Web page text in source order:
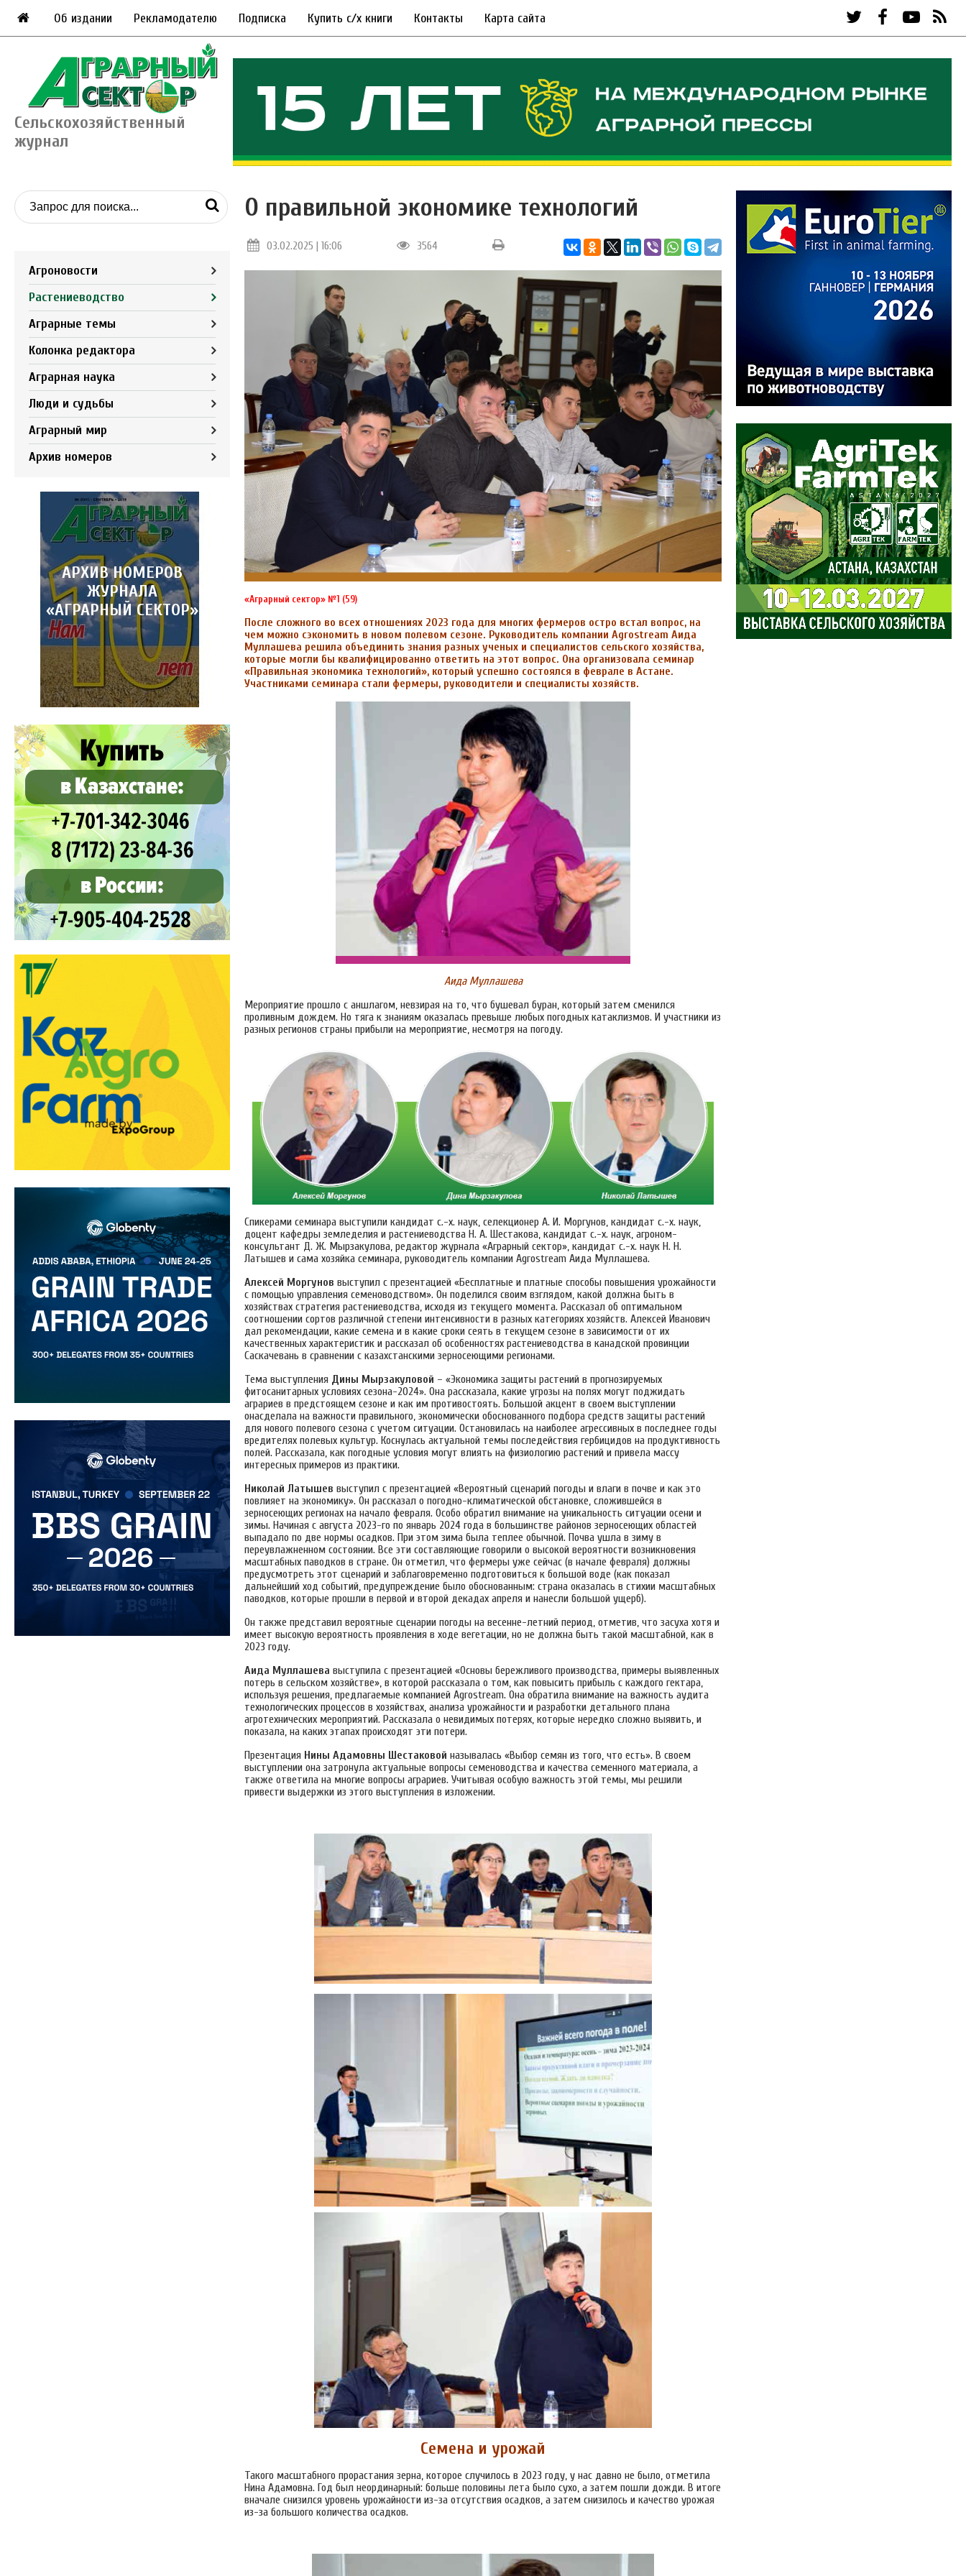
Об издании Рекламодателю Подписка Купить с/х книги Контакты Карта сайта
Сельскохозяйственный
журнал
Агроновости
Растениеводство
Аграрные темы
Колонка редактора
Аграрная наука
Люди и судьбы
Аграрный мир
Архив номеров
АРХИВ НОМЕРОВ
ЖУРНАЛА
«АГРАРНЫЙ СЕКТОР»
О правильной экономике технологий
03.02.2025 | 16:06 3564
«Аграрный сектор» №1 (59)
После сложного во всех отношениях 2023 года для многих фермеров остро встал вопрос, на
чем можно сэкономить в новом полевом сезоне. Руководитель компании Agrostream Аида
Муллашева решила объединить знания разных ученых и специалистов сельского хозяйства,
которые могли бы квалифицированно ответить на этот вопрос. Она организовала семинар
«Правильная экономика технологий», который успешно состоялся в феврале в Астане.
Участниками семинара стали фермеры, руководители и специалисты хозяйств.
Аида Муллашева
Мероприятие прошло с аншлагом, невзирая на то, что бушевал буран, который затем сменился
проливным дождем. Но тяга к знаниям оказалась превыше любых погодных катаклизмов. И участники из
разных регионов страны прибыли на мероприятие, несмотря на погоду.
Спикерами семинара выступили кандидат с.-х. наук, селекционер А. И. Моргунов, кандидат с.-х. наук,
доцент кафедры земледелия и растениеводства Н. А. Шестакова, кандидат с.-х. наук, агроном-
консультант Д. Ж. Мырзакулова, редактор журнала «Аграрный сектор», кандидат с.-х. наук Н. Н.
Латышев и сама хозяйка семинара, руководитель компании Agrostream Аида Муллашева.
Алексей Моргунов выступил с презентацией «Бесплатные и платные способы повышения урожайности
с помощью управления семеноводством». Он поделился своим взглядом, какой должна быть в
хозяйствах стратегия растениеводства, исходя из текущего момента. Рассказал об оптимальном
соотношении сортов различной степени интенсивности в разных категориях хозяйств. Алексей Иванович
дал рекомендации, какие семена и в какие сроки сеять в текущем сезоне в зависимости от их
качественных характеристик и рассказал об особенностях растениеводства в канадской провинции
Саскачевань в сравнении с казахстанскими зерносеющими регионами.
Тема выступления Дины Мырзакуловой – «Экономика защиты растений в прогнозируемых
фитосанитарных условиях сезона-2024». Она рассказала, какие угрозы на полях могут поджидать
аграриев в предстоящем сезоне и как им противостоять. Большой акцент в своем выступлении
онасделала на важности правильного, экономически обоснованного подбора средств защиты растений
для нового полевого сезона с учетом ситуации. Остановилась на наиболее агрессивных в последнее годы
вредителях полевых культур. Коснулась актуальной темы последействия гербицидов на продуктивность
полей. Рассказала, как погодные условия могут влиять на физиологию растений и привела массу
интересных примеров из практики.
Николай Латышев выступил с презентацией «Вероятный сценарий погоды и влаги в почве и как это
повлияет на экономику». Он рассказал о погодно-климатической обстановке, сложившейся в
зерносеющих регионах на начало февраля. Особо обратил внимание на уникальность ситуации осени и
зимы. Начиная с августа 2023-го по январь 2024 года в большинстве районов зерносеющих областей
выпадало по две нормы осадков. При этом зима была теплее обычной. Почва ушла в зиму в
переувлажненном состоянии. Все эти составляющие говорили о высокой вероятности возникновения
масштабных паводков в стране. Он отметил, что фермеры уже сейчас (в начале февраля) должны
предусмотреть этот сценарий и заблаговременно подготовиться к большой воде (как показал
дальнейший ход событий, предупреждение было обоснованным: страна оказалась в стихии масштабных
паводков, которые прошли в первой и второй декадах апреля и нанесли большой ущерб).
Он также представил вероятные сценарии погоды на весенне-летний период, отметив, что засуха хотя и
имеет высокую вероятность проявления в ходе вегетации, но не должна быть такой масштабной, как в
2023 году.
Аида Муллашева выступила с презентацией «Основы бережливого производства, примеры выявленных
потерь в сельском хозяйстве», в которой рассказала о том, как повысить прибыль с каждого гектара,
используя решения, предлагаемые компанией Agrostream. Она обратила внимание на важность аудита
технологических процессов в хозяйствах, анализа урожайности и разработки детального плана
агротехнических мероприятий. Рассказала о невидимых потерях, которые нередко сложно выявить, и
показала, на каких этапах происходят эти потери.
Презентация Нины Адамовны Шестаковой называлась «Выбор семян из того, что есть». В своем
выступлении она затронула актуальные вопросы семеноводства и качества семенного материала, а
также ответила на многие вопросы аграриев. Учитывая особую важность этой темы, мы решили
привести выдержки из этого выступления в изложении.
Семена и урожай
Такого масштабного прорастания зерна, которое случилось в 2023 году, у нас давно не было, отметила
Нина Адамовна. Год был неординарный: больше половины лета было сухо, а затем пошли дожди. В итоге
вначале снизился уровень урожайности из-за отсутствия осадков, а затем снизилось и качество урожая
из-за большого количества осадков.